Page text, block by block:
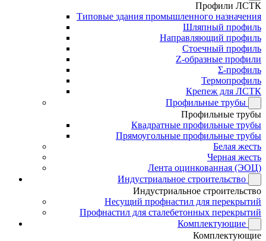
Профили ЛСТК
Типовые здания промышленного назначения
Шляпный профиль
Направляющий профиль
Стоечный профиль
Z-образные профили
Σ-профиль
Термопрофиль
Крепеж для ЛСТК
Профильные трубы
Профильные трубы
Квадратные профильные трубы
Прямоугольные профильные трубы
Белая жесть
Черная жесть
Лента оцинкованная (ЭОЦ)
Индустриальное строительство
Индустриальное строительство
Несущий профнастил для перекрытий
Профнастил для сталебетонных перекрытий
Комплектующие
Комплектующие